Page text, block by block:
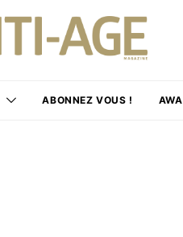
ABONNEZ VOUS !